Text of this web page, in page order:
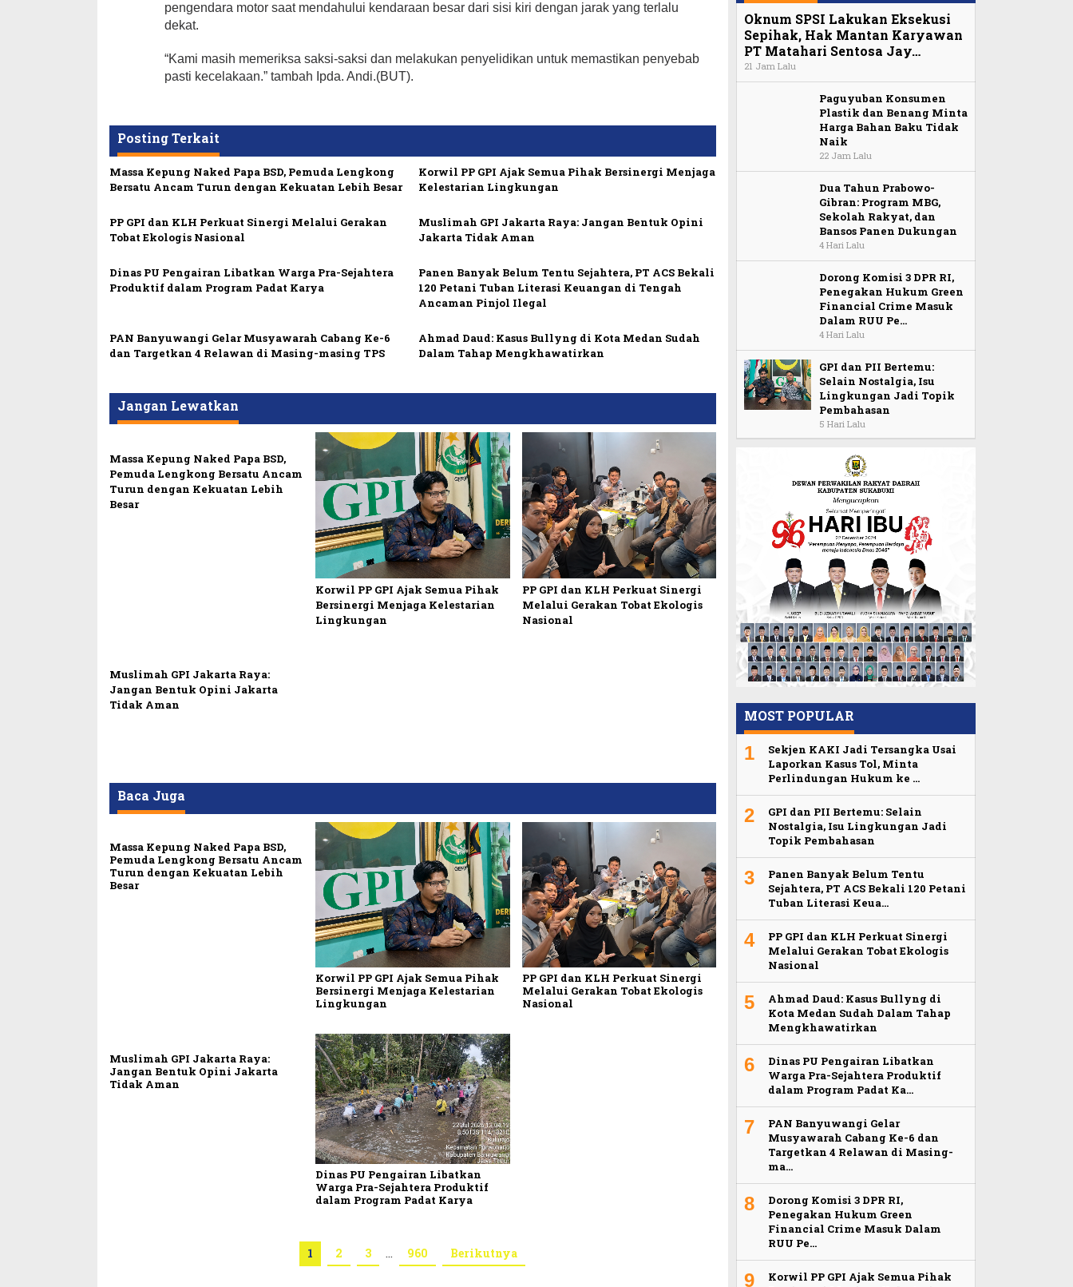
pengendara motor saat mendahului kendaraan besar dari sisi kiri dengan jarak yang terlalu
dekat.
“Kami masih memeriksa saksi-saksi dan melakukan penyelidikan untuk memastikan penyebab
pasti kecelakaan.” tambah Ipda. Andi.(BUT).
Posting Terkait
Massa Kepung Naked Papa BSD, Pemuda Lengkong
Bersatu Ancam Turun dengan Kekuatan Lebih Besar
Korwil PP GPI Ajak Semua Pihak Bersinergi Menjaga
Kelestarian Lingkungan
PP GPI dan KLH Perkuat Sinergi Melalui Gerakan
Tobat Ekologis Nasional
Muslimah GPI Jakarta Raya: Jangan Bentuk Opini
Jakarta Tidak Aman
Dinas PU Pengairan Libatkan Warga Pra-Sejahtera
Produktif dalam Program Padat Karya
Panen Banyak Belum Tentu Sejahtera, PT ACS Bekali
120 Petani Tuban Literasi Keuangan di Tengah
Ancaman Pinjol Ilegal
PAN Banyuwangi Gelar Musyawarah Cabang Ke-6
dan Targetkan 4 Relawan di Masing-masing TPS
Ahmad Daud: Kasus Bullyng di Kota Medan Sudah
Dalam Tahap Mengkhawatirkan
Jangan Lewatkan
Massa Kepung Naked Papa BSD,
Pemuda Lengkong Bersatu Ancam
Turun dengan Kekuatan Lebih
Besar
Korwil PP GPI Ajak Semua Pihak
Bersinergi Menjaga Kelestarian
Lingkungan
PP GPI dan KLH Perkuat Sinergi
Melalui Gerakan Tobat Ekologis
Nasional
Muslimah GPI Jakarta Raya:
Jangan Bentuk Opini Jakarta
Tidak Aman
Baca Juga
Massa Kepung Naked Papa BSD,
Pemuda Lengkong Bersatu Ancam
Turun dengan Kekuatan Lebih
Besar
Korwil PP GPI Ajak Semua Pihak
Bersinergi Menjaga Kelestarian
Lingkungan
PP GPI dan KLH Perkuat Sinergi
Melalui Gerakan Tobat Ekologis
Nasional
Muslimah GPI Jakarta Raya:
Jangan Bentuk Opini Jakarta
Tidak Aman
Dinas PU Pengairan Libatkan
Warga Pra-Sejahtera Produktif
dalam Program Padat Karya
1 2 3 … 960 Berikutnya
Oknum SPSI Lakukan Eksekusi
Sepihak, Hak Mantan Karyawan
PT Matahari Sentosa Jay…
21 Jam Lalu
Paguyuban Konsumen
Plastik dan Benang Minta
Harga Bahan Baku Tidak
Naik
22 Jam Lalu
Dua Tahun Prabowo-
Gibran: Program MBG,
Sekolah Rakyat, dan
Bansos Panen Dukungan
4 Hari Lalu
Dorong Komisi 3 DPR RI,
Penegakan Hukum Green
Financial Crime Masuk
Dalam RUU Pe…
4 Hari Lalu
GPI dan PII Bertemu:
Selain Nostalgia, Isu
Lingkungan Jadi Topik
Pembahasan
5 Hari Lalu
MOST POPULAR
1
Sekjen KAKI Jadi Tersangka Usai
Laporkan Kasus Tol, Minta
Perlindungan Hukum ke …
2
GPI dan PII Bertemu: Selain
Nostalgia, Isu Lingkungan Jadi
Topik Pembahasan
3
Panen Banyak Belum Tentu
Sejahtera, PT ACS Bekali 120 Petani
Tuban Literasi Keua…
4
PP GPI dan KLH Perkuat Sinergi
Melalui Gerakan Tobat Ekologis
Nasional
5
Ahmad Daud: Kasus Bullyng di
Kota Medan Sudah Dalam Tahap
Mengkhawatirkan
6
Dinas PU Pengairan Libatkan
Warga Pra-Sejahtera Produktif
dalam Program Padat Ka…
7
PAN Banyuwangi Gelar
Musyawarah Cabang Ke-6 dan
Targetkan 4 Relawan di Masing-
ma…
8
Dorong Komisi 3 DPR RI,
Penegakan Hukum Green
Financial Crime Masuk Dalam
RUU Pe…
9
Korwil PP GPI Ajak Semua Pihak